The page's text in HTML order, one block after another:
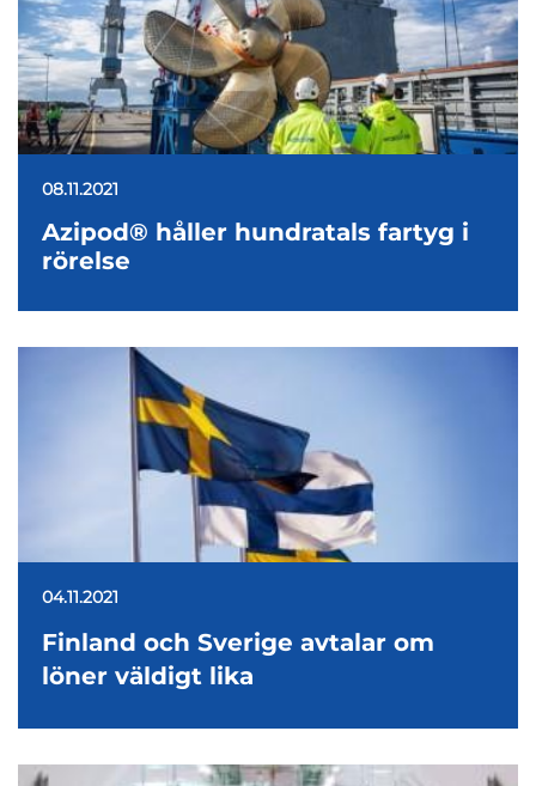
08.11.2021
Azipod® håller hundratals fartyg i
rörelse
04.11.2021
Finland och Sverige avtalar om
löner väldigt lika